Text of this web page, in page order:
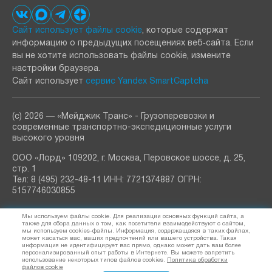
Сайт использует файлы cookie, которые содержат
информацию о предыдущих посещениях веб‑сайта. Если
вы не хотите использовать файлы cookie, измените
настройки браузера.
Сайт использует сервис Yandex SmartCaptcha
(с) 2026 ― «Мейджик Транс» - Грузоперевозки и
современные транспортно-экспедиционные услуги
высокого уровня
ООО «Лорд» 109202, г. Москва, Перовское шоссе, д. 25,
стр. 1
Тел: 8 (495) 232-48-11 ИНН: 7721374887 ОГРН:
5157746030855
РАССЫЛКА узнавайте о новостях и акциях
Я согласен (а) на обработкуперсональных данных
Мы используем файлы cookie. Для реализации основных функций сайта, а
также для сбора данных о том, как посетители взаимодействуют с сайтом,
мы используем cookies-файлы. Информация, содержащаяся в таких файлах,
может касаться вас, ваших предпочтений или вашего устройства. Такая
информация не идентифицирует вас прямо, однако может дать вам более
персонализированный опыт работы в Интернете. Вы можете запретить
использование некоторых типов файлов cookies.
Политика обработки
файлов cookie